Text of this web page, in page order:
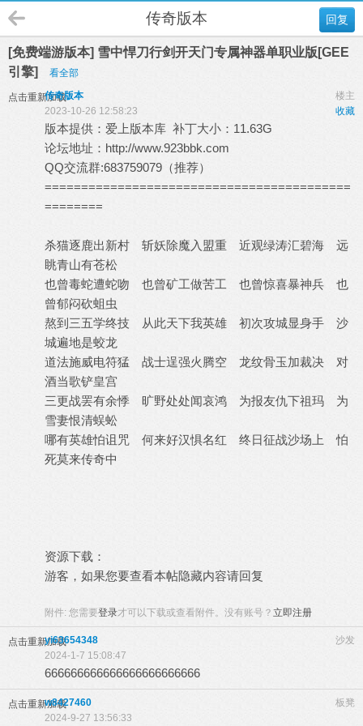
回复
传奇版本
[免费端游版本] 雪中悍刀行剑开天门专属神器单职业版[GEE
引擎]
看全部
点击重新加载 楼主
传奇版本
收藏
2023-10-26 12:58:23
版本提供： 爱上版本库 补丁大小：11.63G
论坛地址： http://www.923bbk.com
QQ交流群:683759079（推荐）
==========================================
========
杀猫逐鹿出新村 斩妖除魔入盟重 近观绿涛汇碧海 远
眺青山有苍松
也曾毒蛇遭蛇吻 也曾矿工做苦工 也曾惊喜暴神兵 也
曾郁闷砍蛆虫
熬到三五学终技 从此天下我英雄 初次攻城显身手 沙
城遍地是蛟龙
道法施威电符猛 战士逞强火腾空 龙纹骨玉加裁决 对
酒当歌铲皇宫
三更战罢有余悸 旷野处处闻哀鸿 为报友仇下祖玛 为
雪妻恨清蜈蚣
哪有英雄怕诅咒 何来好汉惧名红 终日征战沙场上 怕
死莫来传奇中
资源下载：
游客，如果您要查看本帖隐藏内容请回复
附件: 您需要登录才可以下载或查看附件。没有账号？ 立即注册
点击重新加载 沙发
yi63654348
2024-1-7 15:08:47
666666666666666666666666
点击重新加载 板凳
w8427460
2024-9-27 13:56:33